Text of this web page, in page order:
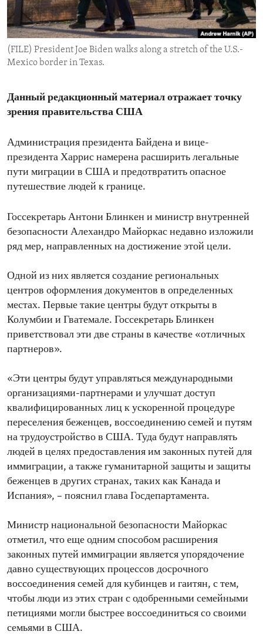
ENVIRONMENT AND HEALTH
IDEALS AND INSTITUTIONS
(FILE) President Joe Biden walks along a stretch of the U.S.-
Mexico border in Texas.
Данный редакционный материал отражает точку
зрения правительства США
Администрация президента Байдена и вице-
президента Харрис намерена расширить легальные
пути миграции в США и предотвратить опасное
путешествие людей к границе.
Госсекретарь Антони Блинкен и министр внутренней
безопасности Алехандро Майоркас недавно изложили
ряд мер, направленных на достижение этой цели.
Одной из них является создание региональных
центров оформления документов в определенных
местах. Первые такие центры будут открыты в
Колумбии и Гватемале. Госсекретарь Блинкен
приветствовал эти две страны в качестве «отличных
партнеров».
«Эти центры будут управляться международными
организациями-партнерами и улучшат доступ
квалифицированных лиц к ускоренной процедуре
переселения беженцев, воссоединению семей и путям
на трудоустройство в США. Туда будут направлять
людей в целях предоставления им законных путей для
иммиграции, а также гуманитарной защиты и защиты
беженцев в других странах, таких как Канада и
Испания», – пояснил глава Госдепартамента.
Министр национальной безопасности Майоркас
отметил, что еще одним способом расширения
законных путей иммиграции является упорядочение
давно существующих процессов досрочного
воссоединения семей для кубинцев и гаитян, с тем,
чтобы люди из этих стран с одобренными семейными
петициями могли быстрее воссоединиться со своими
семьями в США.